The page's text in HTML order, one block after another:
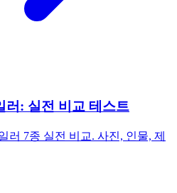
러: 실전 비교 테스트
러 7종 실전 비교. 사진, 인물, 제